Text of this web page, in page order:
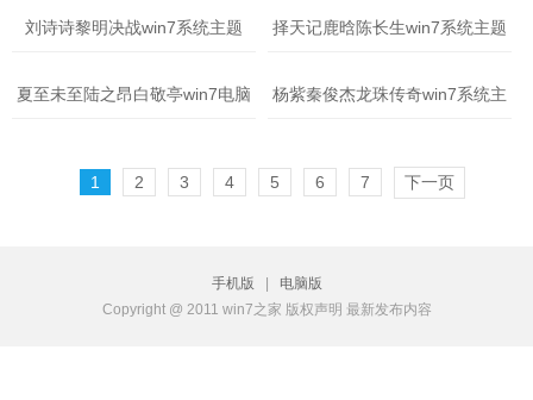
刘诗诗黎明决战win7系统主题 择天记鹿晗陈长生win7系统主题
夏至未至陆之昂白敬亭win7电脑 杨紫秦俊杰龙珠传奇win7系统主
1 2 3 4 5 6 7 下一页
手机版
电脑版
Copyright @ 2011 win7之家 版权声明 最新发布内容